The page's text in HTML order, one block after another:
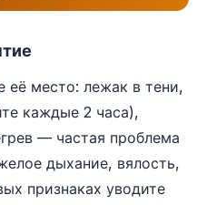
её место: лежак в тени,
каждые 2 часа),
— частая проблема
дыхание, вялость,
признаках уводите